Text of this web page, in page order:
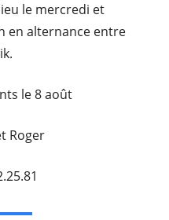
le mercredi et
en alternance entre
le 8 août
Roger